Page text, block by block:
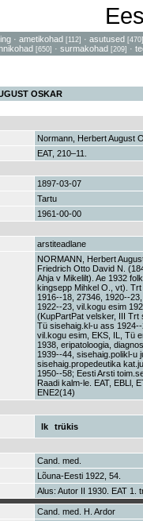
· ametikohad [112] · asutused [470]
[650] · surmakohad [209] ·
OSKAR
Normann, Herbert August
EAT, 210–11.
1897-03-07
Tartu
1961-00-00
arstiteadlane
NORMANN, Herbert
Friedrich Otto David N.
Ahja v Mikelilt). Ae 1932
kingsepp Mihkel O., vt).
1916--18, 27346, 1920--
1922--23, vil.kogu esim
(KupPartPat velsker, III Trt
Tü sisehaig.kl-u ass
vil.kogu esim, EKS, IL, Tü
1938, eripatoloogia,
1939--44, sisehaig.polikl-u
sisehaig.propedeutika
1950--58; Eesti Arsti
Raadi kalm-le. EAT, EBLl,
ENE2(14)
lk
trükis
Cand. med.
Lõuna-Eesti 1922, 54.
Alus: Autor II 1930. EAT 1.
Cand. med. H. Ardor